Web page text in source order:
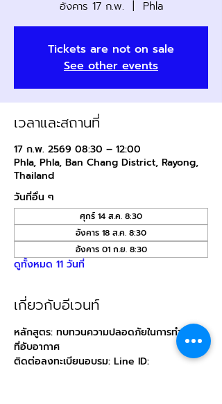
อังคาร 17 ก.พ. Phla
Tickets are not on sale
See other events
เวลาและสถานที่
17 ก.พ. 2569 08:30 – 12:00
Phla, Phla, Ban Chang District, Rayong,
Thailand
วันที่อื่น ๆ
ศุกร์ 14 ส.ค. 8:30
อังคาร 18 ส.ค. 8:30
อังคาร 01 ก.ย. 8:30
ดูทั้งหมด 11 วันที่
เกี่ยวกับอีเวนท์
หลักสูตร: ทบทวนความปลอดภัยในการทำงานใน
ที่อับอากาศ
ติดต่อลงทะเบียนอบรม: Line ID: